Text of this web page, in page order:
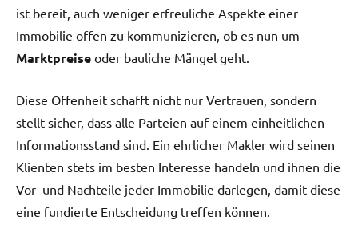
ist bereit, auch weniger erfreuliche Aspekte einer
Immobilie offen zu kommunizieren, ob es nun um
Marktpreise oder bauliche Mängel geht.
Diese Offenheit schafft nicht nur Vertrauen, sondern
stellt sicher, dass alle Parteien auf einem einheitlichen
Informationsstand sind. Ein ehrlicher Makler wird seinen
Klienten stets im besten Interesse handeln und ihnen die
Vor- und Nachteile jeder Immobilie darlegen, damit diese
eine fundierte Entscheidung treffen können.